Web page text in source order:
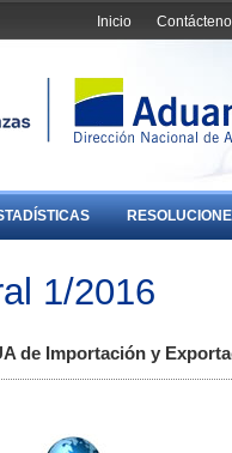
Inicio
1/2016
de Importación y